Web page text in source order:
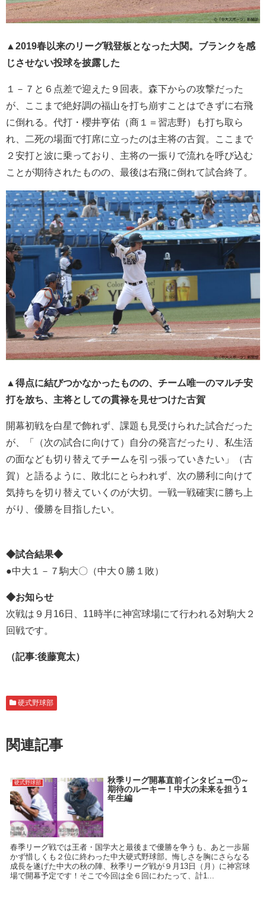
▲2019春以来のリーグ戦登板となった大関。ブランクを感
じさせない投球を披露した
１－７と６点差で迎えた９回表。森下からの攻撃だった
が、ここまで絶好調の福山を打ち崩すことはできずに右飛
に倒れる。代打・櫻井亨佑（商１＝習志野）も打ち取ら
れ、二死の場面で打席に立ったのは主将の古賀。ここまで
２安打と波に乗っており、主将の一振りで流れを呼び込む
ことが期待されたものの、最後は右飛に倒れて試合終了。
▲得点に結びつかなかったものの、チーム唯一のマルチ安
打を放ち、主将としての貫禄を見せつけた古賀
開幕初戦を白星で飾れず、課題も見受けられた試合だった
が、「（次の試合に向けて）自分の発言だったり、私生活
の面なども切り替えてチームを引っ張っていきたい」（古
賀）と語るように、敗北にとらわれず、次の勝利に向けて
気持ちを切り替えていくのが大切。一戦一戦確実に勝ち上
がり、優勝を目指したい。
◆試合結果◆
●中大１－７駒大〇（中大０勝１敗）
◆お知らせ
次戦は９月16日、11時半に神宮球場にて行われる対駒大２
回戦です。
（記事:後藤寛太）
硬式野球部
関連記事
硬式野球部
秋季リーグ開幕直前インタビュー①～
期待のルーキー！中大の未来を担う１
年生編
春季リーグ戦では王者・国学大と最後まで優勝を争うも、あと一歩届
かず惜しくも２位に終わった中大硬式野球部。悔しさを胸にさらなる
成長を遂げた中大の秋の陣、秋季リーグ戦が９月13日（月）に神宮球
場で開幕予定です！そこで今回は全６回にわたって、計1...